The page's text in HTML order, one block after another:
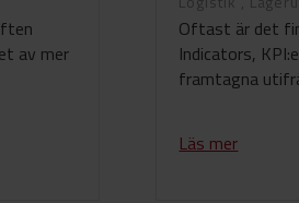
av mer
Oftast är det
Indicators,
framtagna
Läs mer